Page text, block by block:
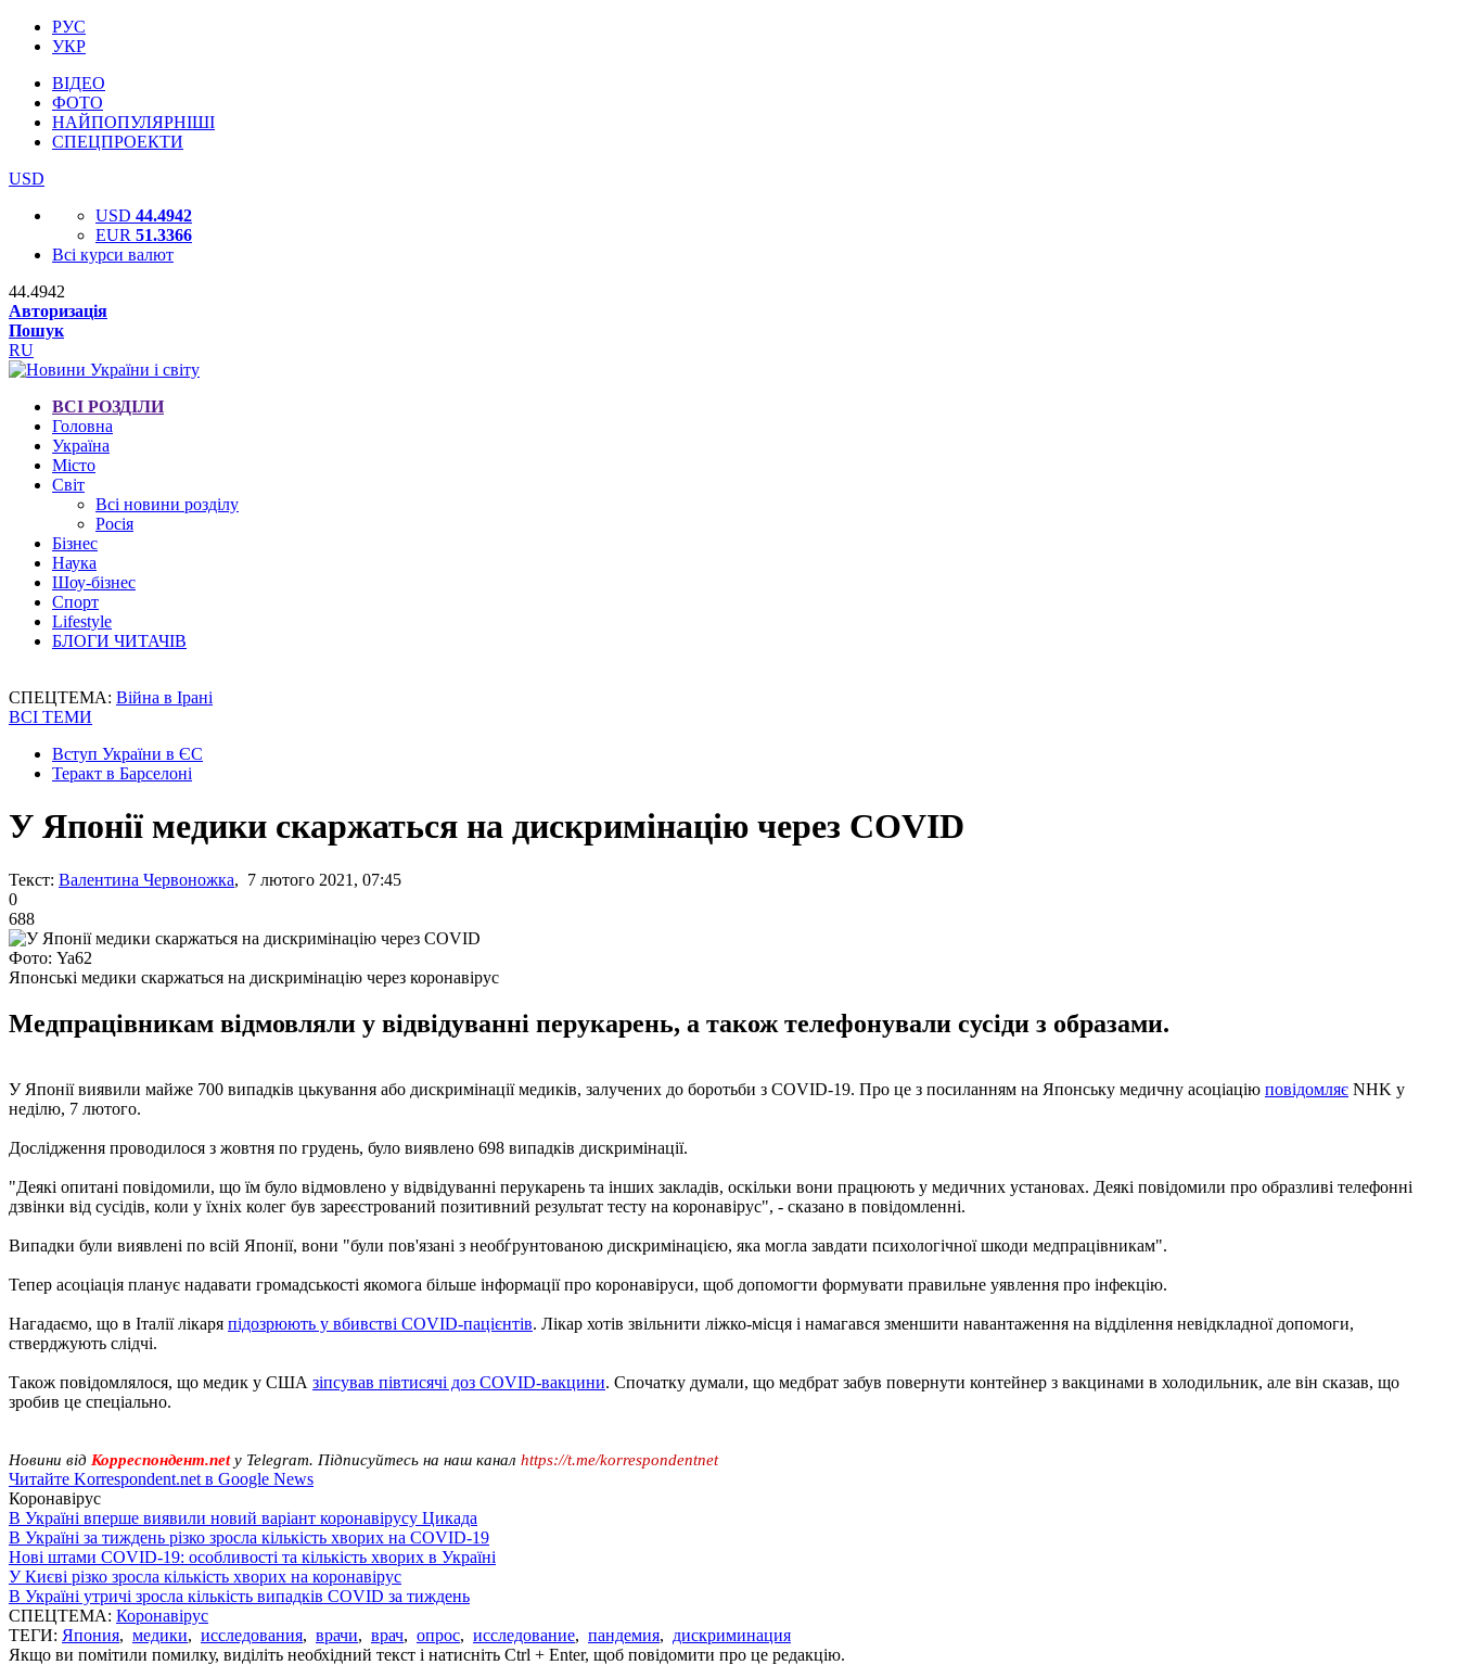
РУС
УКР
ВІДЕО
ФОТО
НАЙПОПУЛЯРНІШІ
СПЕЦПРОЕКТИ
USD
USD 44.4942
EUR 51.3366
Всі курси валют
44.4942
Авторизація
Пошук
RU
ВСІ РОЗДІЛИ
Головна
Україна
Місто
Світ
Всі новини розділу
Росія
Бізнес
Наука
Шоу-бізнес
Спорт
Lifestyle
БЛОГИ ЧИТАЧІВ
СПЕЦТЕМА: Війна в Ірані
ВСІ ТЕМИ
Вступ України в ЄС
Теракт в Барселоні
У Японії медики скаржаться на дискримінацію через COVID
Текст: Валентина Червоножка, 7 лютого 2021, 07:45
0
688
Фото: Ya62
Японські медики скаржаться на дискримінацію через коронавірус
Медпрацівникам відмовляли у відвідуванні перукарень, а також телефонували сусіди з образами.
У Японії виявили майже 700 випадків цькування або дискримінації медиків, залучених до боротьби з COVID-19. Про це з посиланням на Японську медичну асоціацію повідомляє NHK у
неділю, 7 лютого.
Дослідження проводилося з жовтня по грудень, було виявлено 698 випадків дискримінації.
"Деякі опитані повідомили, що їм було відмовлено у відвідуванні перукарень та інших закладів, оскільки вони працюють у медичних установах. Деякі повідомили про образливі телефонні
дзвінки від сусідів, коли у їхніх колег був зареєстрований позитивний результат тесту на коронавірус", - сказано в повідомленні.
Випадки були виявлені по всій Японії, вони "були пов'язані з необѓрунтованою дискримінацією, яка могла завдати психологічної шкоди медпрацівникам".
Тепер асоціація планує надавати громадськості якомога більше інформації про коронавіруси, щоб допомогти формувати правильне уявлення про інфекцію.
Нагадаємо, що в Італії лікаря підозрюють у вбивстві COVID-пацієнтів. Лікар хотів звільнити ліжко-місця і намагався зменшити навантаження на відділення невідкладної допомоги,
стверджують слідчі.
Також повідомлялося, що медик у США зіпсував півтисячі доз COVID-вакцини. Спочатку думали, що медбрат забув повернути контейнер з вакцинами в холодильник, але він сказав, що
зробив це спеціально.
Новини від Корреспондент.netу Telegram. Підписуйтесь на наш канал https://t.me/korrespondentnet
Читайте Korrespondent.net в Google News
Коронавірус
В Україні вперше виявили новий варіант коронавірусу Цикада
В Україні за тиждень різко зросла кількість хворих на COVID-19
Нові штами COVID-19: особливості та кількість хворих в Україні
У Києві різко зросла кількість хворих на коронавірус
В Україні утричі зросла кількість випадків COVID за тиждень
СПЕЦТЕМА: Коронавірус
ТЕГИ: Япония, медики, исследования, врачи, врач, опрос, исследование, пандемия, дискриминация
Якщо ви помітили помилку, виділіть необхідний текст і натисніть Ctrl + Enter, щоб повідомити про це редакцію.